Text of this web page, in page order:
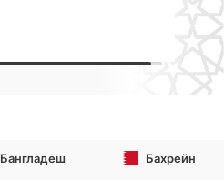
Бангладеш Бахрейн